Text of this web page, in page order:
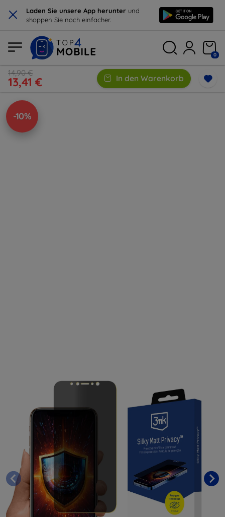
× Laden Sie unsere App herunter und
shoppen Sie noch einfacher.
0
14,90 €
13,41 € In den Warenkorb
-10%